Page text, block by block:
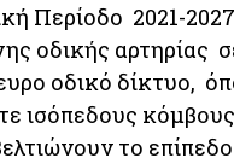
Περίοδο 2021-
οδικής αρτηρίας
οδικό δίκτυο,
ισόπεδους
το